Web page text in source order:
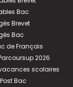
Bac
Brevet
Bac
de Français
2026
scolaires
Bac